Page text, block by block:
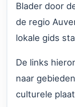
Blader door
de regio
lokale gids
De links
naar
culturele